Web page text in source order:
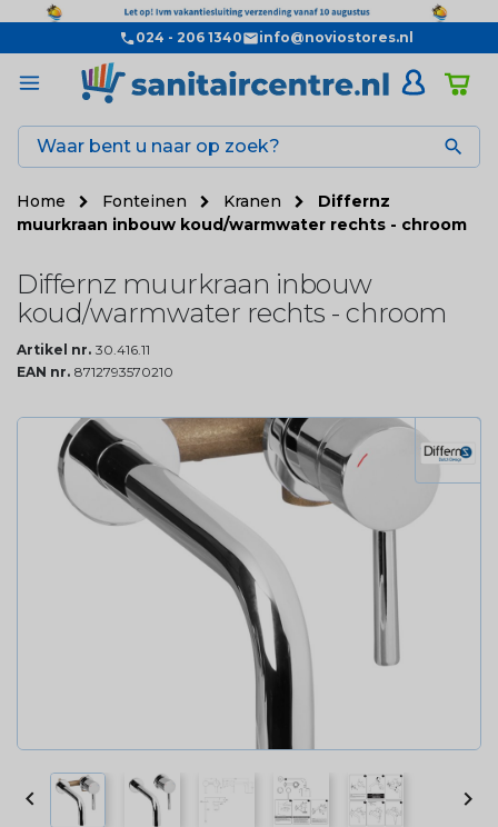
024 - 206 1340 info@noviostores.nl

Home Fonteinen Kranen
Differnz
muurkraan inbouw koud/warmwater rechts - chroom
Differnz muurkraan inbouw
koud/warmwater rechts - chroom
Artikel nr. 30.416.11
EAN nr. 8712793570210
 